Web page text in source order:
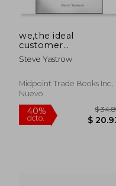
we,the ideal
customer
relationship
Steve Yastrow
Midpoint Trade Books Inc,
Nuevo